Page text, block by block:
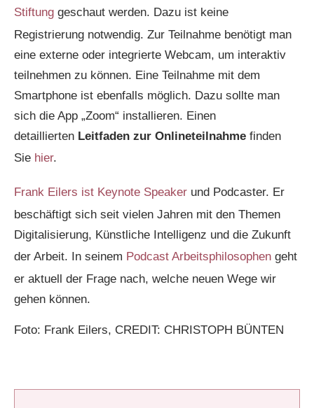
Stiftung geschaut werden. Dazu ist keine
Registrierung notwendig. Zur Teilnahme benötigt man
eine externe oder integrierte Webcam, um interaktiv
teilnehmen zu können. Eine Teilnahme mit dem
Smartphone ist ebenfalls möglich. Dazu sollte man
sich die App „Zoom“ installieren. Einen
detaillierten Leitfaden zur Onlineteilnahme finden
Sie hier.
Frank Eilers ist Keynote Speaker und Podcaster. Er
beschäftigt sich seit vielen Jahren mit den Themen
Digitalisierung, Künstliche Intelligenz und die Zukunft
der Arbeit. In seinem Podcast Arbeitsphilosophen geht
er aktuell der Frage nach, welche neuen Wege wir
gehen können.
Foto: Frank Eilers, CREDIT: CHRISTOPH BÜNTEN